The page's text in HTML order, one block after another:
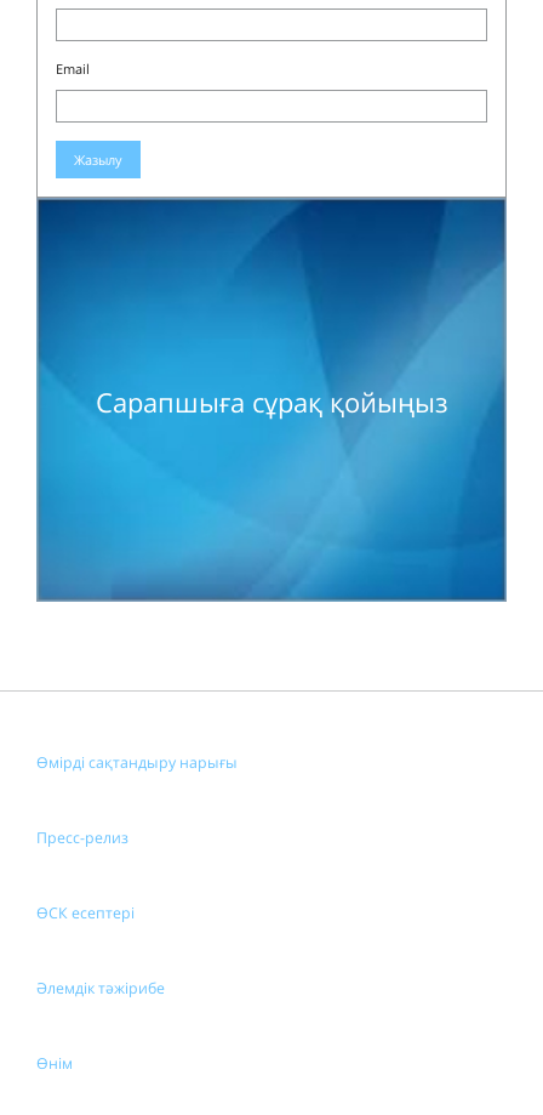
Email
Жазылу
Сарапшыға сұрақ қойыңыз
Өмірді сақтандыру нарығы
Пресс-релиз
ӨСК есептері
Әлемдік тәжірибе
Өнім